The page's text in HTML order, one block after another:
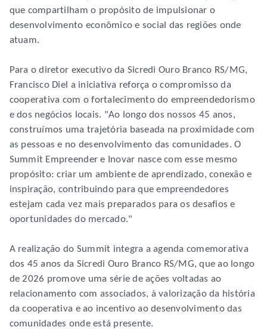
que compartilham o propósito de impulsionar o
desenvolvimento econômico e social das regiões onde
atuam.
Para o diretor executivo da Sicredi Ouro Branco RS/MG,
Francisco Diel a iniciativa reforça o compromisso da
cooperativa com o fortalecimento do empreendedorismo
e dos negócios locais. "Ao longo dos nossos 45 anos,
construímos uma trajetória baseada na proximidade com
as pessoas e no desenvolvimento das comunidades. O
Summit Empreender e Inovar nasce com esse mesmo
propósito: criar um ambiente de aprendizado, conexão e
inspiração, contribuindo para que empreendedores
estejam cada vez mais preparados para os desafios e
oportunidades do mercado."
A realização do Summit integra a agenda comemorativa
dos 45 anos da Sicredi Ouro Branco RS/MG, que ao longo
de 2026 promove uma série de ações voltadas ao
relacionamento com associados, à valorização da história
da cooperativa e ao incentivo ao desenvolvimento das
comunidades onde está presente.